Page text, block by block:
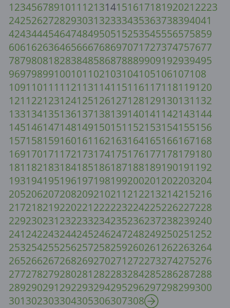
1234567891011 121314151617181920212223
242526272829303132333435363738394041
424344454647484950515253545556575859
606162636465666768697071727374757677
787980818283848586878889909192939495
96979899100101 102103104105106107108
109110111 112113114115116117118119120
121 122123124125126127128129130131 132
133134135136137138139140141 142143144
145146147148149150151 152153154155156
157158159160161 162163164165166167168
169170171 172173174175176177178179180
181 182183184185186187188189190191 192
193194195196197198199200201202203204
205206207208209210211212213214215216
217218219220221222223224225226227228
229230231232233234235236237238239240
241242243244245246247248249250251252
253254255256257258259260261262263264
265266267268269270271272273274275276
277278279280281282283284285286287288
289290291292293294295296297298299300
301302303304305306307308